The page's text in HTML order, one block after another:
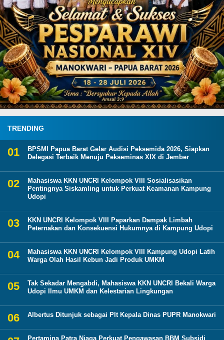
TRENDING
BPSMI Papua Barat Gelar Audisi Peksemida 2026, Siapkan
Delegasi Terbaik Menuju Pekseminas XIX di Jember
Mahasiswa KKN UNCRI Kelompok VIII Sosialisasikan
Pentingnya Siskamling untuk Perkuat Keamanan Kampung
Udopi
KKN UNCRI Kelompok VIII Paparkan Dampak Limbah
Peternakan dan Konsekuensi Hukumnya di Kampung Udopi
Mahasiswa KKN UNCRI Kelompok VIII Kampung Udopi Latih
Warga Olah Hasil Kebun Jadi Produk UMKM
Tak Sekadar Mengabdi, Mahasiswa KKN UNCRI Bekali Warga
Udopi Ilmu UMKM dan Kelestarian Lingkungan
Albertus Ditunjuk sebagai Plt Kepala Dinas PUPR Manokwari
Pertamina Patra Niaga Perkuat Pengawasan BBM Subsidi